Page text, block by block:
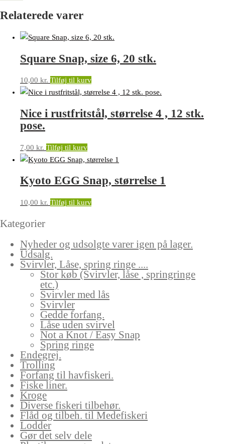
Relaterede varer
Square Snap, size 6, 20 stk.
10,00 kr. Tilføj til kurv
Nice i rustfritstål, størrelse 4 , 12 stk.
pose.
7,00 kr. Tilføj til kurv
Kyoto EGG Snap, størrelse 1
10,00 kr. Tilføj til kurv
Kategorier
Nyheder og udsolgte varer igen på lager.
Udsalg.
Svirvler, Låse, spring ringe ....
Stor køb (Svirvler, låse , springringe
etc.)
Svirvler med lås
Svirvler
Gedde forfang.
Låse uden svirvel
Not a Knot / Easy Snap
Spring ringe
Endegrej.
Trolling
Forfang til havfiskeri.
Fiske liner.
Kroge
Diverse fiskeri tilbehør.
Flåd og tilbeh. til Medefiskeri
Lodder
Gør det selv dele